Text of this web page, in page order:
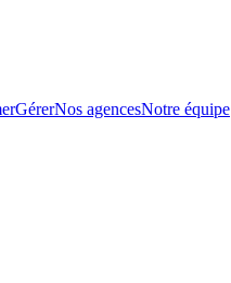
GérerNos agencesNotre équipe